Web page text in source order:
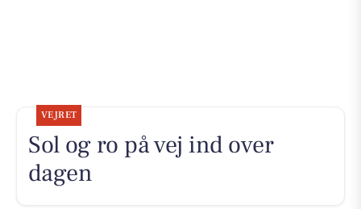
VEJRET
Sol og ro på vej ind over
dagen